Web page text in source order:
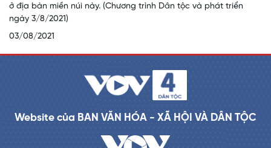
ở địa bàn miền núi này. (Chương trình Dân tộc và phát triển
ngày 3/8/2021)
03/08/2021
Website của BAN VĂN HÓA - XÃ HỘI VÀ DÂN TỘC